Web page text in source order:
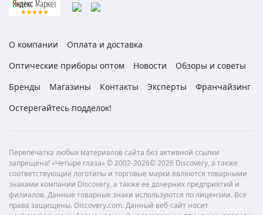
О компании
Оплата и доставка
Оптические приборы оптом
Новости
Обзоры и советы
Бренды
Магазины Контакты Эксперты
Франчайзинг
Остерегайтесь подделок!
Перепечатка любых материалов сайта без активной ссылки
запрещена! «Четыре глаза» © 2002-2026© 2026 Discovery, а также
соответствующие логотипы и торговые марки являются товарными
знаками компании Discovery, а также ее дочерних предприятий и
филиалов. Данные товарные знаки используются по лицензии. Все
права защищены. Discovery.com. Данный веб-сайт носит